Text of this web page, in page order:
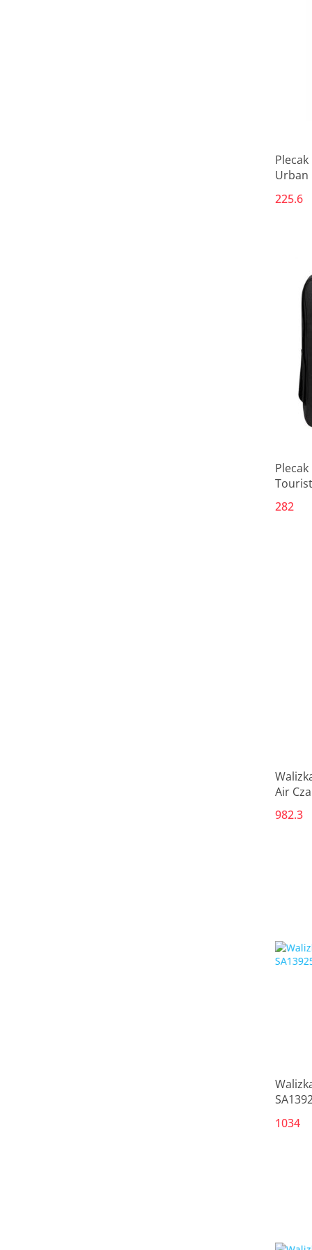
Urban
225.6
282
Air
982.3
1034